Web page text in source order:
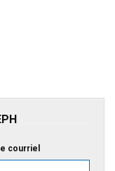
courriel